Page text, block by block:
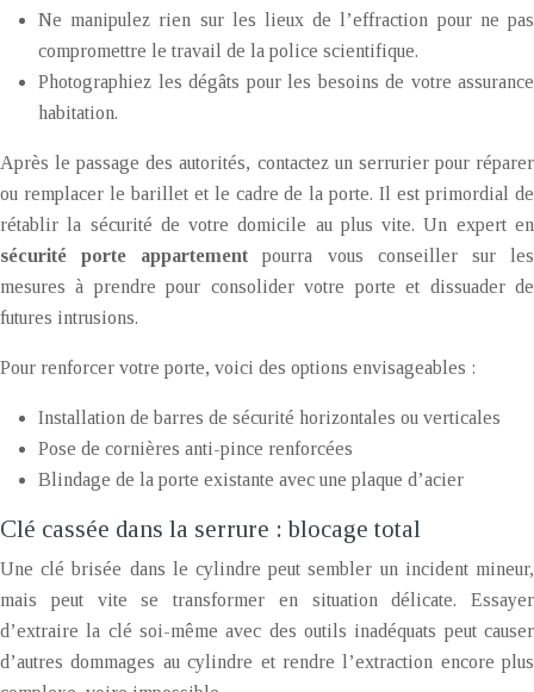
Ne manipulez rien sur les lieux de l’effraction pour ne pas
compromettre le travail de la police scientifique.
Photographiez les dégâts pour les besoins de votre assurance
habitation.
Après le passage des autorités, contactez un serrurier pour réparer
ou remplacer le barillet et le cadre de la porte. Il est primordial de
rétablir la sécurité de votre domicile au plus vite. Un expert en
sécurité porte appartementpourra vous conseiller sur les
mesures à prendre pour consolider votre porte et dissuader de
futures intrusions.
Pour renforcer votre porte, voici des options envisageables :
Installation de barres de sécurité horizontales ou verticales
Pose de cornières anti-pince renforcées
Blindage de la porte existante avec une plaque d’acier
Clé cassée dans la serrure : blocage total
Une clé brisée dans le cylindre peut sembler un incident mineur,
mais peut vite se transformer en situation délicate. Essayer
d’extraire la clé soi-même avec des outils inadéquats peut causer
d’autres dommages au cylindre et rendre l’extraction encore plus